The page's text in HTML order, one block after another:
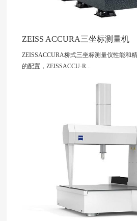
ZEISS ACCURA三坐标测量机
ZEISSACCURA桥式三坐标测量仪性能和
的配置，ZEISSACCU-R...